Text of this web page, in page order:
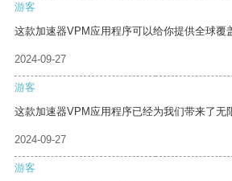
游客
这款加速器VPM应用程序可以给你提供全球覆
2024-09-27
游客
这款加速器VPM应用程序已经为我们带来了无
2024-09-27
游客